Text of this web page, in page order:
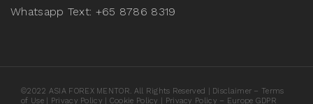
Whatsapp Text: +65 8786 8319
©2022 ASIA FOREX MENTOR. All Rights Reserved | Disclaimer – Terms
of Use| Privacy Policy Cookie Policy Privacy Policy – Europe GDPR